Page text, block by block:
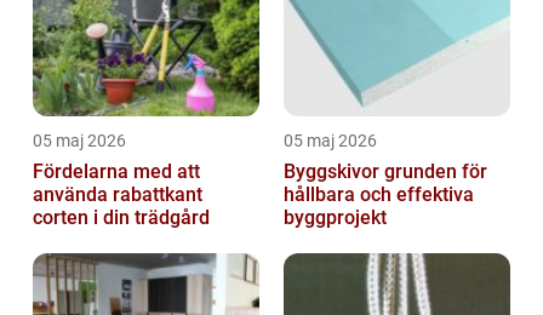
05 maj 2026
Fördelarna med att
använda rabattkant
corten i din trädgård
05 maj 2026
Byggskivor grunden för
hållbara och effektiva
byggprojekt